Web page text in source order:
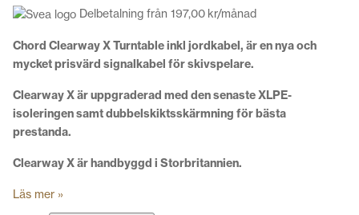
Delbetalning från 197,00 kr/månad
Chord Clearway X Turntable inkl jordkabel, är en nya och
mycket prisvärd signalkabel för skivspelare.
Clearway X är uppgraderad med den senaste XLPE-
isoleringen samt dubbelskiktsskärmning för bästa
prestanda.
Clearway X är handbyggd i Storbritannien.
Läs mer »